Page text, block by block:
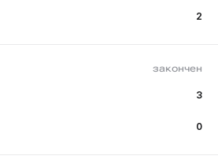
2
закончен
3
0